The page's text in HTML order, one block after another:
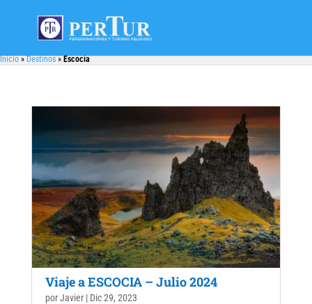
Inicio»Destinos»Escocia
Viaje a ESCOCIA – Julio 2024
porJavier| Dic 29, 2023